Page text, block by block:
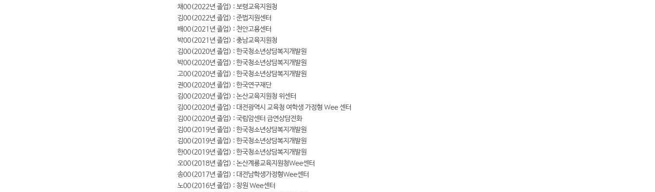
채00(2022년 졸업) : 보령교육지원청
김00(2022년 졸업) : 준법지원센터
배00(2021년 졸업) : 천안고용센터
박00(2021년 졸업) : 충남교육지원청
김00(2020년 졸업) : 한국청소년상담복지개발원
박00(2020년 졸업) : 한국청소년상담복지개발원
고00(2020년 졸업) : 한국청소년상담복지개발원
권00(2020년 졸업) : 한국연구재단
김00(2020년 졸업) : 논산교육지원청 위센터
김00(2020년 졸업) : 대전광역시 교육청 여학생 가정형 Wee 센터
김00(2020년 졸업) : 국립암센터 금연상담전화
김00(2019년 졸업) : 한국청소년상담복지개발원
김00(2019년 졸업) : 한국청소년상담복지개발원
한00(2019년 졸업) : 한국청소년상담복지개발원
오00(2018년 졸업) : 논산계룡교육지원청Wee센터
송00(2017년 졸업) : 대전남학생가정형Wee센터
노00(2016년 졸업) : 창원 Wee센터